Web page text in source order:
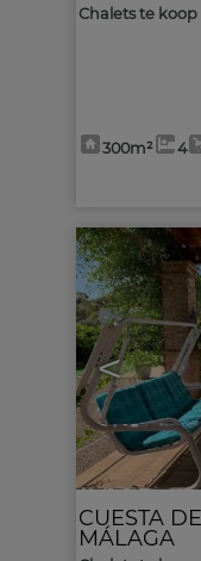
Chalets te koop
300m² 4
<
CUESTA
MÁLAGA